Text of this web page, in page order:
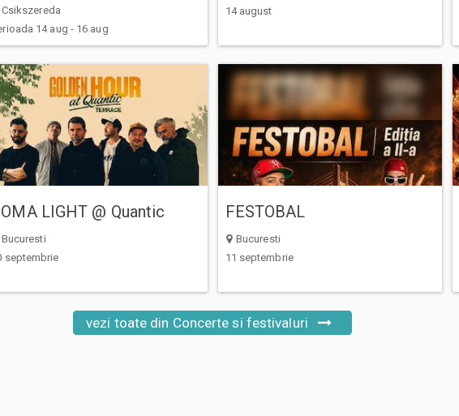
Csikszereda
14 aug - 16 aug
14 august
LIGHT @ Quantic
Bucuresti
septembrie
FESTOBAL
Bucuresti
11 septembrie
vezi toate din Concerte si festivaluri